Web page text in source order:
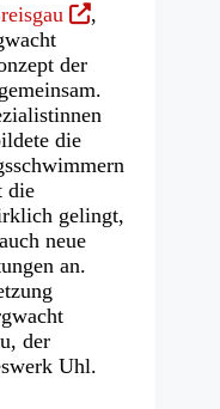
(Öffnet
einem
neuen
Tab)
,
der
die
die
gelingt,
neue
an.
der
Uhl.